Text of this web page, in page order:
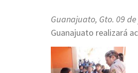
Guanajuato, Gto. 09
Guanajuato realizará